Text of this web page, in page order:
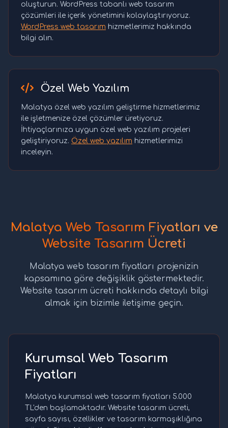
oluşturun. WordPress tabanlı web tasarım
çözümleri ile içerik yönetimini kolaylaştırıyoruz.
WordPress web tasarım hizmetlerimiz hakkında
bilgi alın.
Özel Web Yazılım
Malatya özel web yazılım geliştirme hizmetlerimiz
ile işletmenize özel çözümler üretiyoruz.
İhtiyaçlarınıza uygun özel web yazılım projeleri
geliştiriyoruz. Özel web yazılım hizmetlerimizi
inceleyin.
Malatya Web Tasarım Fiyatları ve
Website Tasarım Ücreti
Malatya web tasarım fiyatları projenizin
kapsamına göre değişiklik göstermektedir.
Website tasarım ücreti hakkında detaylı bilgi
almak için bizimle iletişime geçin.
Kurumsal Web Tasarım
Fiyatları
Malatya kurumsal web tasarım fiyatları 5.000
TL'den başlamaktadır. Website tasarım ücreti,
sayfa sayısı, özellikler ve tasarım karmaşıklığına